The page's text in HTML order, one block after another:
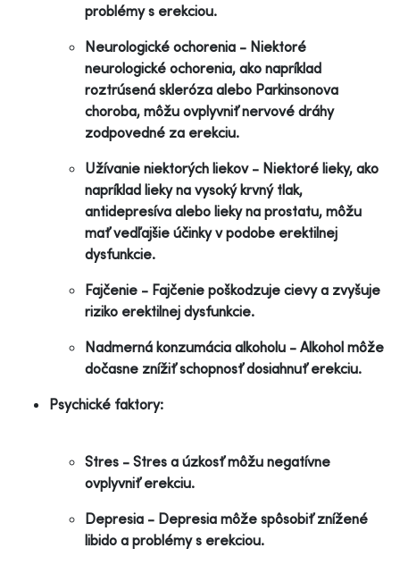
problémy s erekciou.
Neurologické ochorenia - Niektoré
neurologické ochorenia, ako napríklad
roztrúsená skleróza alebo Parkinsonova
choroba, môžu ovplyvniť nervové dráhy
zodpovedné za erekciu.
Užívanie niektorých liekov - Niektoré lieky, ako
napríklad lieky na vysoký krvný tlak,
antidepresíva alebo lieky na prostatu, môžu
mať vedľajšie účinky v podobe erektilnej
dysfunkcie.
Fajčenie - Fajčenie poškodzuje cievy a zvyšuje
riziko erektilnej dysfunkcie.
Nadmerná konzumácia alkoholu - Alkohol môže
dočasne znížiť schopnosť dosiahnuť erekciu.
Psychické faktory:
Stres - Stres a úzkosť môžu negatívne
ovplyvniť erekciu.
Depresia - Depresia môže spôsobiť znížené
libido a problémy s erekciou.